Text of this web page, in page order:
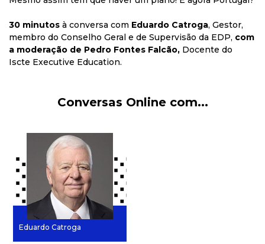
30 minutos à conversa com Eduardo Catroga, Gestor,
membro do Conselho Geral e de Supervisão da EDP, com
a moderação de Pedro Fontes Falcão, Docente do
Iscte Executive Education.
Conversas Online com...
Eduardo Catroga